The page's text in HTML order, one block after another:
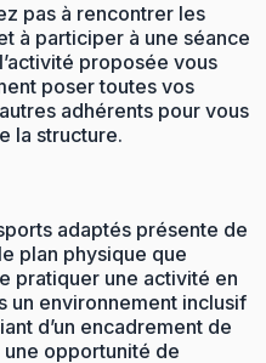
pas à rencontrer les
à participer à une séance
proposée vous
poser toutes vos
adhérents pour vous
la structure.
adaptés présente de
plan physique que
pratiquer une activité en
un environnement inclusif
d’un encadrement de
opportunité de